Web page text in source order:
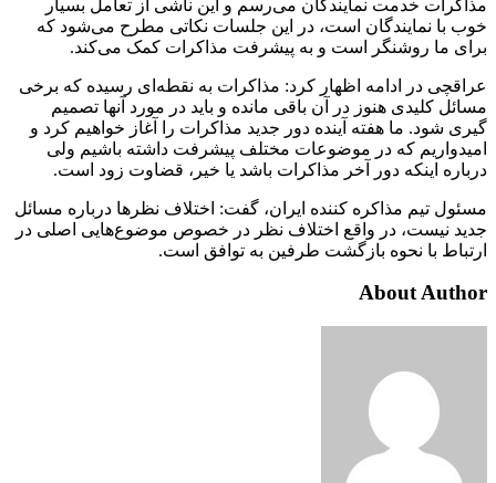
مذاکرات خدمت نمایندگان می‌رسم و این ناشی از تعامل بسیار
خوب با نمایندگان است، در این جلسات نکاتی مطرح می‌شود که
برای ما روشنگر است و به پیشرفت مذاکرات کمک می‌کند.
عراقچی در ادامه اظهار کرد: مذاکرات به نقطه‌ای رسیده که برخی
مسائل کلیدی هنوز در آن باقی مانده و باید در مورد آنها تصمیم
گیری شود. ما هفته آینده دور جدید مذاکرات را آغاز خواهیم کرد و
امیدواریم که در موضوعات مختلف پیشرفت داشته باشیم ولی
درباره اینکه دور آخر مذاکرات باشد یا خیر، قضاوت زود است.
مسئول تیم مذاکره کننده ایران، گفت: اختلاف نظرها درباره مسائل
جدید نیست، در واقع اختلاف نظر در خصوص موضوع‌هایی اصلی در
ارتباط با نحوه بازگشت طرفین به توافق است.
About Author